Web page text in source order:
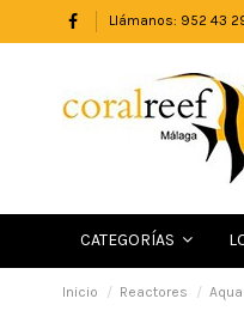
Llámanos: 952 43
CATEGORÍAS
Inicio Reactores